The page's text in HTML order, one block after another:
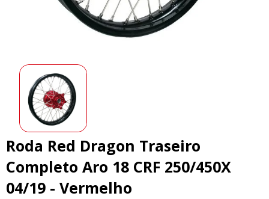
Roda Red Dragon Traseiro
Completo Aro 18 CRF 250/450X
04/19 - Vermelho